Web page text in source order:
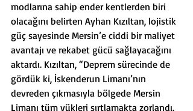
modlarına sahip ender kentlerden biri
olacağını belirten Ayhan Kızıltan, lojistik
güç sayesinde Mersin’e ciddi bir maliyet
avantajı ve rekabet gücü sağlayacağını
aktardı. Kızıltan, “Deprem sürecinde de
gördük ki, İskenderun Limanı’nın
devreden çıkmasıyla bölgede Mersin
Limanı tüm yükleri sırtlamakta zorlandı.